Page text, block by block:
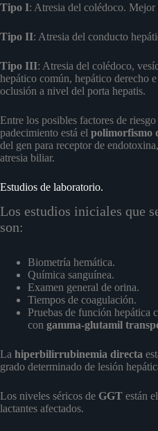
Tipo I: Atresia del colédoco. Mejor
Tipo II: Atresia del conducto
Tipo III: Atresia del colédoco,
hepático común, hepático derecho
oclusión a nivel del porta hepatis.
Entre los posibles factores de riesgo
padecimiento está el polimorfismo
del gen para receptor de
atresia biliar.
Estudios de laboratorio.
Los estudios iniciales que
son:
Biometría hemática.
Química sanguínea.
Examen general de orina.
Tiempos de coagulación.
Pruebas de función hepática
con gamma-glutamil
La hiperbilirrubinemia directa
grado determinado de lesión
Los niveles séricos de GGT están
lactantes afectados.